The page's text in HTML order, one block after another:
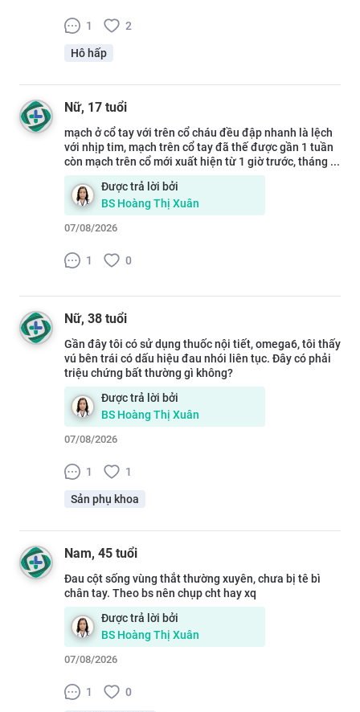
1 2
Hô hấp
Nữ, 17 tuổi
mạch ở cổ tay với trên cổ cháu đều đập nhanh là lệch
với nhịp tim, mạch trên cổ tay đã thế được gần 1 tuần
còn mạch trên cổ mới xuất hiện từ 1 giờ trước, tháng ...
Được trả lời bởi
BS Hoàng Thị Xuân
07/08/2026
1 0
Nữ, 38 tuổi
Gần đây tôi có sử dụng thuốc nội tiết, omega6, tôi thấy
vú bên trái có dấu hiệu đau nhói liên tục. Đây có phải
triệu chứng bất thường gì không?
Được trả lời bởi
BS Hoàng Thị Xuân
07/08/2026
1 1
Sản phụ khoa
Nam, 45 tuổi
Đau cột sống vùng thắt thường xuyên, chưa bị tê bì
chân tay. Theo bs nên chụp cht hay xq
Được trả lời bởi
BS Hoàng Thị Xuân
07/08/2026
1 0